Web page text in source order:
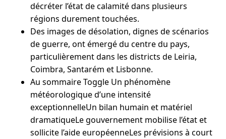
décréter l’état de calamité dans plusieurs
régions durement touchées.
Des images de désolation, dignes de scénarios
de guerre, ont émergé du centre du pays,
particulièrement dans les districts de Leiria,
Coimbra, Santarém et Lisbonne.
Au sommaire Toggle Un phénomène
météorologique d’une intensité
exceptionnelleUn bilan humain et matériel
dramatiqueLe gouvernement mobilise l’état et
sollicite l’aide européenneLes prévisions à court